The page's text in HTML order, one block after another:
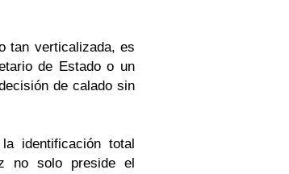
tan verticalizada, es
de Estado o un
de calado sin
identificación total
no solo preside el